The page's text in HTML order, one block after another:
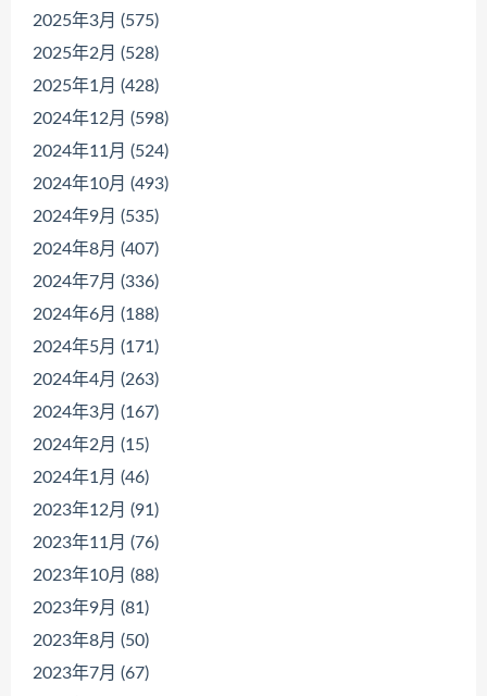
2025年3月 (575)
2025年2月 (528)
2025年1月 (428)
2024年12月 (598)
2024年11月 (524)
2024年10月 (493)
2024年9月 (535)
2024年8月 (407)
2024年7月 (336)
2024年6月 (188)
2024年5月 (171)
2024年4月 (263)
2024年3月 (167)
2024年2月 (15)
2024年1月 (46)
2023年12月 (91)
2023年11月 (76)
2023年10月 (88)
2023年9月 (81)
2023年8月 (50)
2023年7月 (67)